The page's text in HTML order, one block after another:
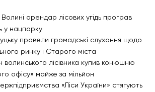
орендар лісових угідь програв
у нацпарку
провели громадські слухання щодо
ринку і Старого міста
волинського лісівника купив конюшню
офісу» майже за мільйон
«Ліси України» стягують